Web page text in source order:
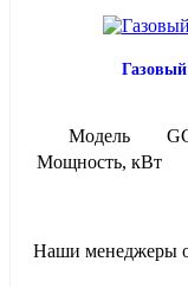
Газовый
Модель
Мощность, кВт
Наши менеджеры